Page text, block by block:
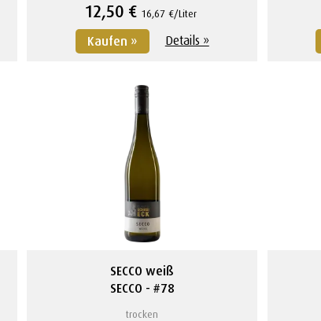
12,50 € 16,67 €/Liter
Kaufen » Details »
SECCO weiß
SECCO #78
trocken